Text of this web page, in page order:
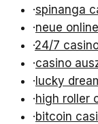
·spinanga
·neue
·24/7
·casino
·lucky
·high roller
·bitcoin